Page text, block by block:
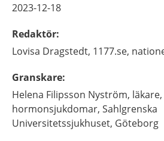
2023-12-18
Redaktör:
Lovisa Dragstedt, 1177.se,
Granskare:
Helena Filipsson Nyström,
hormonsjukdomar, Sahlgrenska
Universitetssjukhuset, Göteborg